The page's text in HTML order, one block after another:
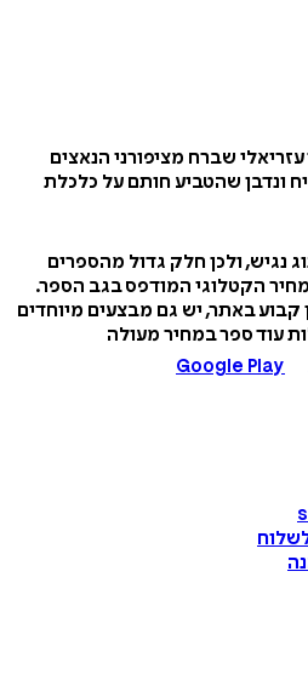
שברח מציפורני הנאצים
ונדבן שהטביע חותם על כלכלת
נגיש, ולכן חלק גדול מהספרים
הקטלוגי המודפס בגב הספר.
באתר, יש גם מבצעים מיוחדים
עוד ספר במחיר מעולה
Google Play